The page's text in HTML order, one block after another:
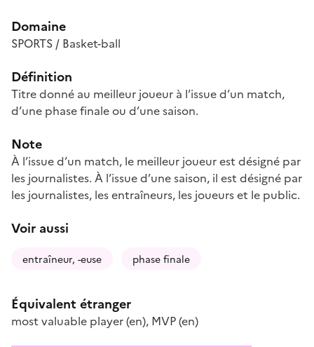
Domaine
SPORTS / Basket-ball
Définition
Titre donné au meilleur joueur à l’issue d’un match,
d’une phase finale ou d’une saison.
Note
À l’issue d’un match, le meilleur joueur est désigné par
les journalistes. À l’issue d’une saison, il est désigné par
les journalistes, les entraîneurs, les joueurs et le public.
Voir aussi
entraîneur, -euse phase finale
Équivalent étranger
most valuable player(en), MVP(en)